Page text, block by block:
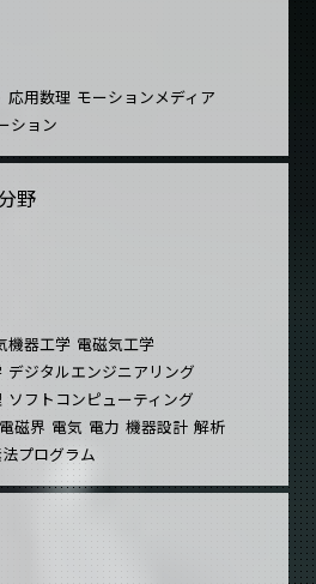
応用数理 モーションメディア
ション
野
機器工学 電磁気工学
デジタルエンジニアリング
ソフトコンピューティング
電磁界 電気 電力 機器設計 解析
プログラム